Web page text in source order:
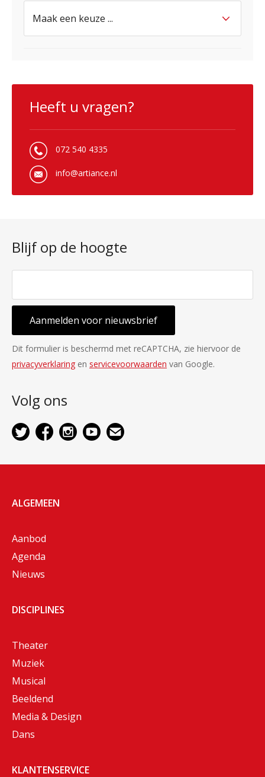
Heeft u vragen?
072 540 4335
info@artiance.nl
Blijf op de hoogte
Aanmelden voor nieuwsbrief
Dit formulier is beschermd met reCAPTCHA, zie hiervoor de
privacyverklaring en servicevoorwaarden van Google.
Volg ons
ALGEMEEN
Aanbod
Agenda
Nieuws
DISCIPLINES
Theater
Muziek
Musical
Beeldend
Media & Design
Dans
KLANTENSERVICE